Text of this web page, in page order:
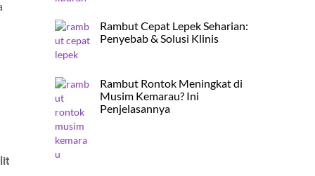
Rambut Cepat Lepek Seharian:
Penyebab & Solusi Klinis
Rambut Rontok Meningkat di
Musim Kemarau? Ini
Penjelasannya